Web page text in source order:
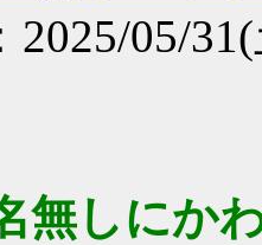
2025/05/
無しにか